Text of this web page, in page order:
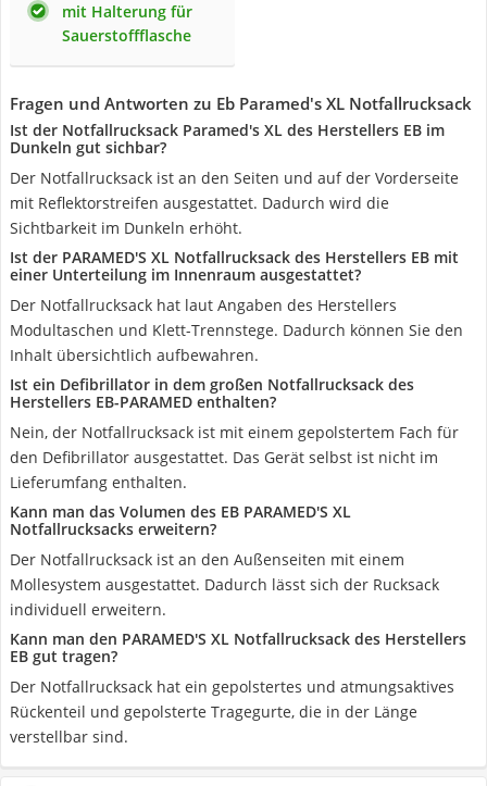
mit Halterung für
Sauerstoffflasche
Fragen und Antworten zu Eb Paramed's XL Notfallrucksack
Ist der Notfallrucksack Paramed's XL des Herstellers EB im
Dunkeln gut sichbar?
Der Notfallrucksack ist an den Seiten und auf der Vorderseite
mit Reflektorstreifen ausgestattet. Dadurch wird die
Sichtbarkeit im Dunkeln erhöht.
Ist der PARAMED'S XL Notfallrucksack des Herstellers EB mit
einer Unterteilung im Innenraum ausgestattet?
Der Notfallrucksack hat laut Angaben des Herstellers
Modultaschen und Klett-Trennstege. Dadurch können Sie den
Inhalt übersichtlich aufbewahren.
Ist ein Defibrillator in dem großen Notfallrucksack des
Herstellers EB-PARAMED enthalten?
Nein, der Notfallrucksack ist mit einem gepolstertem Fach für
den Defibrillator ausgestattet. Das Gerät selbst ist nicht im
Lieferumfang enthalten.
Kann man das Volumen des EB PARAMED'S XL
Notfallrucksacks erweitern?
Der Notfallrucksack ist an den Außenseiten mit einem
Mollesystem ausgestattet. Dadurch lässt sich der Rucksack
individuell erweitern.
Kann man den PARAMED'S XL Notfallrucksack des Herstellers
EB gut tragen?
Der Notfallrucksack hat ein gepolstertes und atmungsaktives
Rückenteil und gepolsterte Tragegurte, die in der Länge
verstellbar sind.